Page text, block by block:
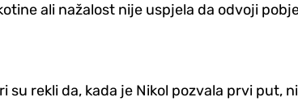
ali nažalost nije uspjela da odvoji
su rekli da, kada je Nikol pozvala prvi